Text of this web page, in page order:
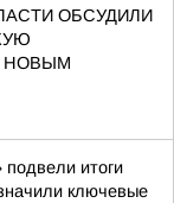
ОБСУДИЛИ
НОВЫМ
итоги
ключевые